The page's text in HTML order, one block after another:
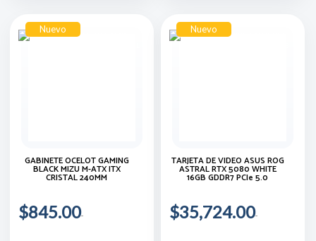
GABINETE OCELOT GAMING
BLACK MIZU M-ATX ITX
CRISTAL 240MM
$845.00
Nuevo
TARJETA DE VIDEO ASUS ROG
ASTRAL RTX 5080 WHITE
16GB GDDR7 PCIe 5.0
$35,724.00
Nuevo